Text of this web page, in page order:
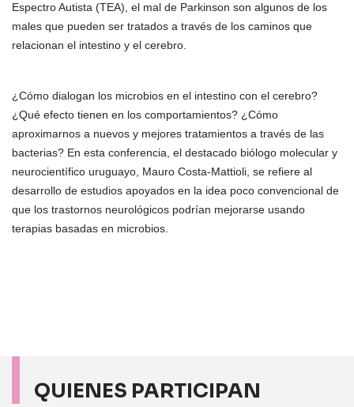
Espectro Autista (TEA), el mal de Parkinson son algunos de los
males que pueden ser tratados a través de los caminos que
relacionan el intestino y el cerebro.
¿Cómo dialogan los microbios en el intestino con el cerebro?
¿Qué efecto tienen en los comportamientos? ¿Cómo
aproximarnos a nuevos y mejores tratamientos a través de las
bacterias? En esta conferencia, el destacado biólogo molecular y
neurocientífico uruguayo, Mauro Costa-Mattioli, se refiere al
desarrollo de estudios apoyados en la idea poco convencional de
que los trastornos neurológicos podrían mejorarse usando
terapias basadas en microbios.
QUIENES PARTICIPAN